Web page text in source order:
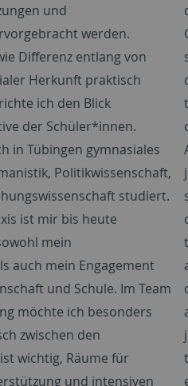
und
werden.
Differenz entlang von
Herkunft praktisch
ich den Blick
der Schüler*innen.
in Tübingen gymnasiales
Politikwissenschaft,
studiert.
ist mir bis heute
mein
auch mein Engagement
und Schule. Im Team
möchte ich besonders
zwischen den
wichtig, Räume für
und intensiven